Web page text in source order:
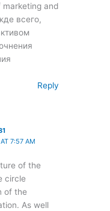
and
всего,
Reply
7:57 AM
of the
circle
of the
As well